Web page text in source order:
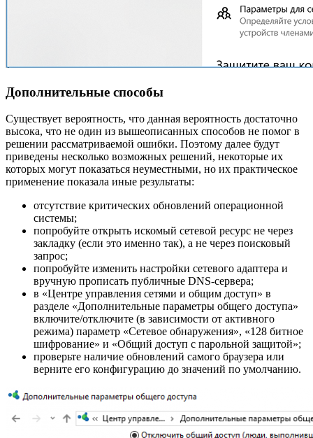
Дополнительные способы
Существует вероятность, что данная вероятность достаточно
высока, что не один из вышеописанных способов не помог в
решении рассматриваемой ошибки. Поэтому далее будут
приведены несколько возможных решений, некоторые их
которых могут показаться неуместными, но их практическое
применение показала иные результаты:
отсутствие критических обновлений операционной
системы;
попробуйте открыть искомый сетевой ресурс не через
закладку (если это именно так), а не через поисковый
запрос;
попробуйте изменить настройки сетевого адаптера и
вручную прописать публичные DNS-сервера;
в «Центре управления сетями и общим доступ» в
разделе «Дополнительные параметры общего доступа»
включите/отключите (в зависимости от активного
режима) параметр «Сетевое обнаружения», «128 битное
шифрование» и «Общий доступ с парольной защитой»;
проверьте наличие обновлений самого браузера или
верните его конфигурацию до значений по умолчанию.